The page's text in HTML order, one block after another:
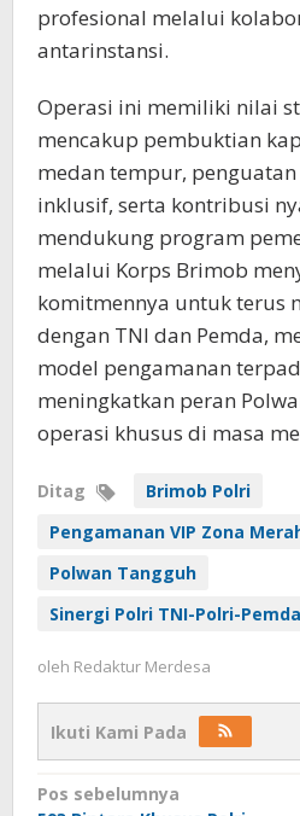
profesional melalui
antarinstansi.
Operasi ini memiliki nilai
mencakup pembuktian
medan tempur,
inklusif, serta kontribusi
mendukung program
melalui Korps Brimob
komitmennya untuk terus
dengan TNI dan Pemda,
model pengamanan
meningkatkan peran
operasi khusus di masa
Ditag
Brimob Polri
Pengamanan VIP Zona
Polwan Tangguh
Sinergi Polri TNI-Polri-Pemda
oleh Redaktur Merdesa
Ikuti Kami Pada
Navigasi
Pos sebelumnya